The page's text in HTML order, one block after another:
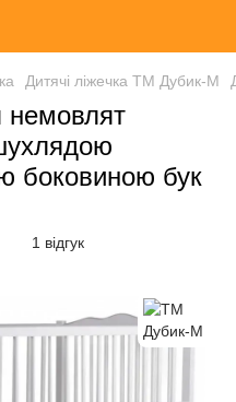
Дитячі ліжечка ТМ Дубик-М
немовлят
боковиною бук
1 відгук